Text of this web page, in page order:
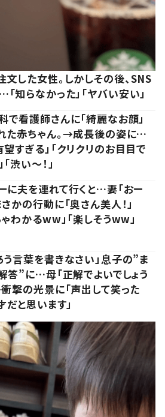
した女性。しかしその後、SNS
知らなかった」「ヤバい安い」
で看護師さんに「綺麗なお顔」
た赤ちゃん。→成長後の姿に…
望すぎる」「クリクリのお目目で
渋い～！」
に夫を連れて行くと…妻「おー
かの行動に「奥さん美人！」
ゃわかるww」「楽しそうww」
う言葉を書きなさい」息子の”ま
答”に…母「正解でよいでしょう
撃の光景に「声出して笑った
だと思います」